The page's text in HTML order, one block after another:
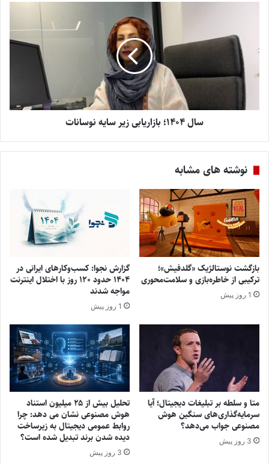
سال ۱۴۰۴؛ بازاریابی زیر سایه نوسانات
نوشته های مشابه
بازگشت نوستالژیک «گلدفیش»؛
ترکیبی از خاطره‌بازی و سلامت‌محوری
1 روز پیش
گزارش نجوا: کسب‌وکارهای ایرانی در
۱۴۰۴ حدود ۱۲۰ روز با اختلال اینترنت
مواجه شدند
1 روز پیش
متا و سلطه بر تبلیغات دیجیتال؛ آیا
سرمایه‌گذاری‌های سنگین هوش
مصنوعی جواب می‌دهد؟
3 روز پیش
تحلیل بیش از ۲۵ میلیون استناد
هوش مصنوعی نشان می ‌دهد: چرا
روابط عمومی دیجیتال به زیرساخت
دیده‌ شدن برند تبدیل شده است؟
3 روز پیش